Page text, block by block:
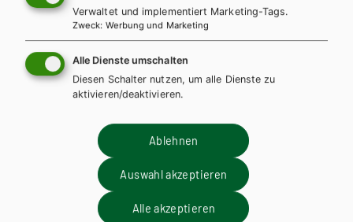
AWL - Angewandte
Wirtschaftslehre für
gewerbliche Berufe NEU
Verwaltet und implementiert Marketing-Tags.
Zweck: Werbung und Marketing
Alle Dienste umschalten
Diesen Schalter nutzen, um alle Dienste zu
aktivieren/deaktivieren.
Ablehnen
Auswahl akzeptieren
Alle akzeptieren